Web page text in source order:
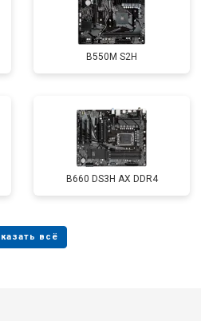
B550M S2H
B660 DS3H AX DDR4